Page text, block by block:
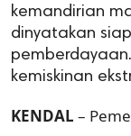
kemandirian
dinyatakan
kemiskinan
KENDAL –